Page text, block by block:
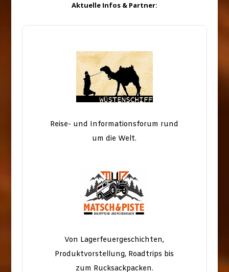
Aktuelle Infos & Partner:
Reise- und Informationsforum rund
um die Welt.
Von Lagerfeuergeschichten,
Produktvorstellung, Roadtrips bis
zum Rucksackpacken.